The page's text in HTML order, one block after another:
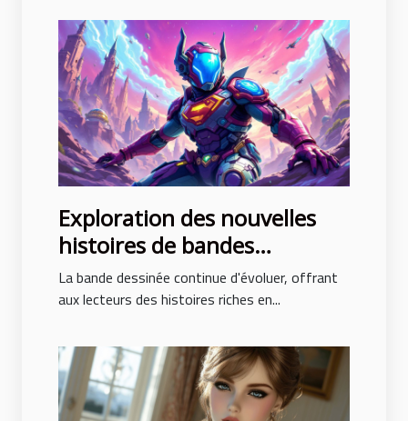
Exploration des nouvelles
histoires de bandes
dessinées avec des intrigues
surprenantes
La bande dessinée continue d'évoluer, offrant
aux lecteurs des histoires riches en...